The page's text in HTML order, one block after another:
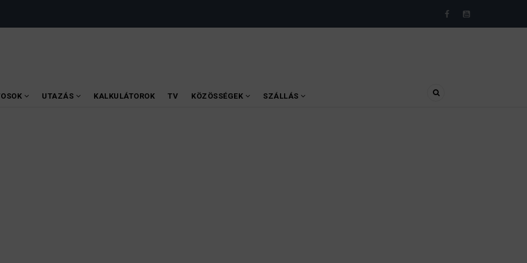
UTAZÁS KALKULÁTOROK TV KÖZÖSSÉGEK SZÁLLÁS